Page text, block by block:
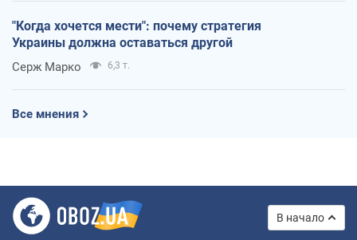
"Когда хочется мести": почему стратегия
Украины должна оставаться другой
Серж Марко 6,3 т.
Все мнения
В начало